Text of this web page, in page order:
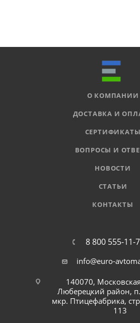
О КОМПАНИИ
ДОСТАВКА И
СЕРТИФИКАТЫ
ВОПРОСЫ И
НОВОСТИ
СТАТЬИ
КОНТАКТЫ
8 800 555-11-
info@euro-
140070,
Люберецкий район,
мкр. Птицефабрика,
113